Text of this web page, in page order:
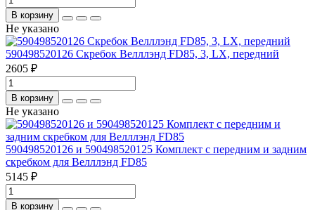
В корзину
Не указано
590498520126 Скребок Велллэнд FD85, 3, LX, передний
2605 ₽
В корзину
Не указано
590498520126 и 590498520125 Комплект с передним и задним
скребком для Велллэнд FD85
5145 ₽
В корзину